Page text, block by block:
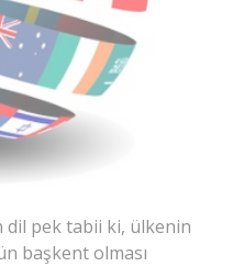
dil pek tabii ki, ülkenin
başkent olması